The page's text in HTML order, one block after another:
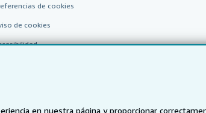
en nuestra página y proporcionar
de cookies
de cookies